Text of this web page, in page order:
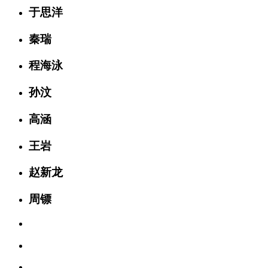
于思洋
秦瑞
程海泳
孙汶
高涵
王岩
赵新龙
周镖